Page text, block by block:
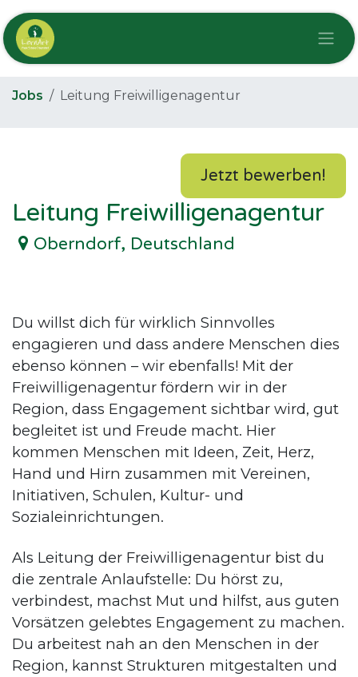
Zum Inhalt springen
Jobs Leitung Freiwilligenagentur
Jetzt bewerben!
Leitung Freiwilligenagentur
Oberndorf, Deutschland
Du willst dich für wirklich Sinnvolles
engagieren und dass andere Menschen dies
ebenso können – wir ebenfalls! Mit der
Freiwilligenagentur fördern wir in der
Region, dass Engagement sichtbar wird, gut
begleitet ist und Freude macht. Hier
kommen Menschen mit Ideen, Zeit, Herz,
Hand und Hirn zusammen mit Vereinen,
Initiativen, Schulen, Kultur- und
Sozialeinrichtungen.
Als Leitung der Freiwilligenagentur bist du
die zentrale Anlaufstelle: Du hörst zu,
verbindest, machst Mut und hilfst, aus guten
Vorsätzen gelebtes Engagement zu machen.
Du arbeitest nah an den Menschen in der
Region, kannst Strukturen mitgestalten und